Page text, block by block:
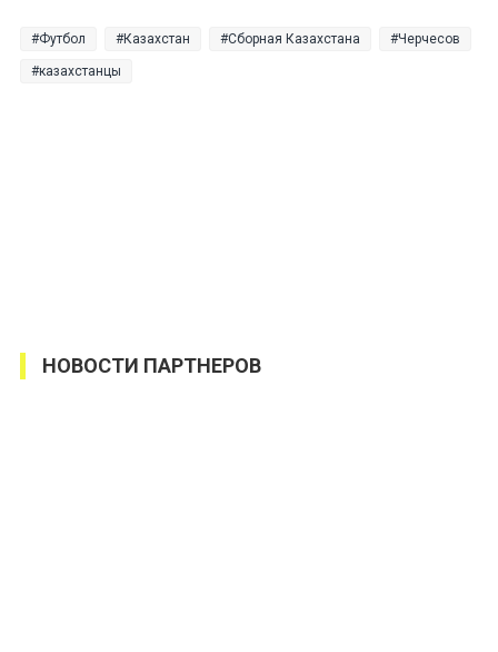
Футбол Казахстан Сборная Казахстана Черчесов
казахстанцы
НОВОСТИ ПАРТНЕРОВ